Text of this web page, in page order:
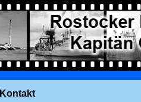
Kontakt